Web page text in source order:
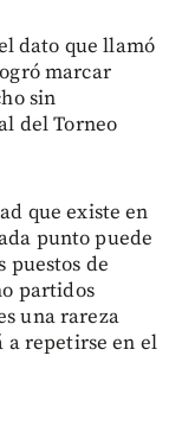
dato que llamó
marcar
sin
del Torneo
que existe en
punto puede
puestos de
partidos
una rareza
repetirse en el